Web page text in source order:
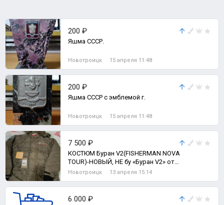
200 ₽
Яшма СССР.
Новотроицк 15 апреля 11:48
200 ₽
Яшма СССР с эмблемой г.
Новотроицк 15 апреля 11:48
7 500 ₽
КОСТЮМ Буран V2(FISHERMAN NOVA
TOUR)-НОВЫЙ, НЕ бу «Буран V2» от
торговой марки Fisherman NOVA
Новотроицк 13 апреля 15:14
6 000 ₽